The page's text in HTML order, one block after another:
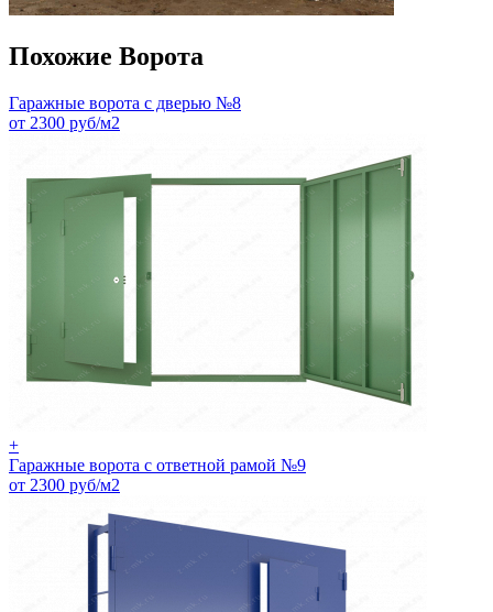
Похожие Ворота
Гаражные ворота с дверью №8
от 2300 руб/м2
+
Гаражные ворота с ответной рамой №9
от 2300 руб/м2